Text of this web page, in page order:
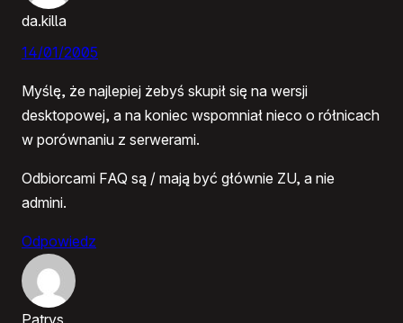
da.killa
14/01/2005
Myślę, że najlepiej żebyś skupił się na wersji
desktopowej, a na koniec wspomniał nieco o rółnicach
w porównaniu z serwerami.
Odbiorcami FAQ są / mają być głównie ZU, a nie
admini.
Odpowiedz
Patrys